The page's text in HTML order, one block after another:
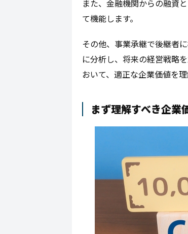
また、金融機関からの融資
て機能します。
その他、事業承継で後継者
に分析し、将来の経営戦略
おいて、適正な企業価値を
まず理解すべき企業